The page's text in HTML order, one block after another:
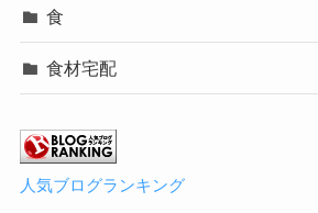
食
食材宅配
人気ブログランキング